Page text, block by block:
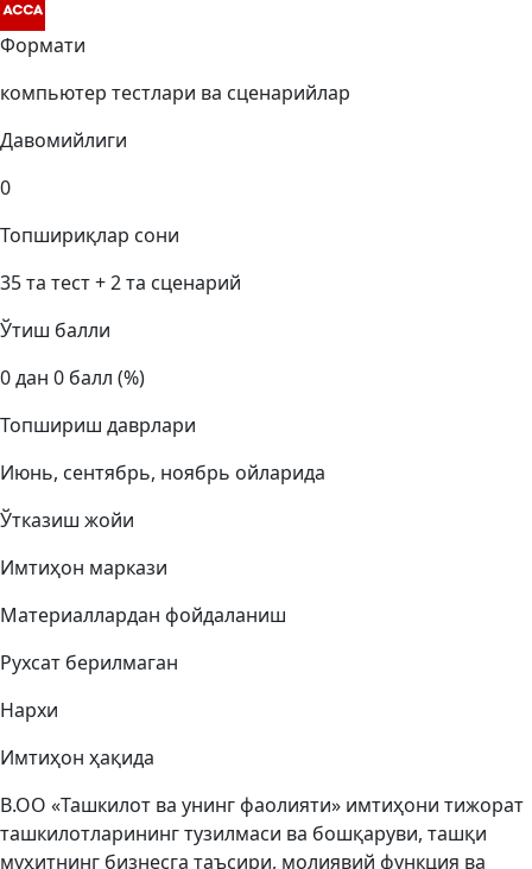
Формати
компьютер тестлари ва сценарийлар
Давомийлиги
0
Топшириқлар сони
35 та тест + 2 та сценарий
Ўтиш балли
0 дан 0 балл (%)
Топшириш даврлари
Июнь, сентябрь, ноябрь ойларида
Ўтказиш жойи
Имтиҳон маркази
Материаллардан фойдаланиш
Рухсат берилмаган
Нархи
Имтиҳон ҳақида
B.OО «Ташкилот ва унинг фаолияти» имтиҳони тижорат
ташкилотларининг тузилмаси ва бошқаруви, ташқи
муҳитнинг бизнесга таъсири, молиявий функция ва